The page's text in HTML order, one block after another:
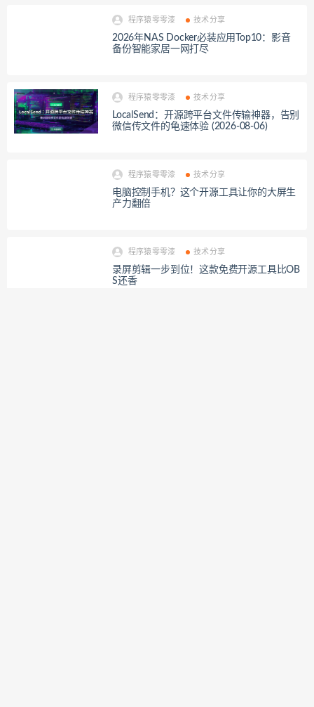
程序猿零零漆 技术分享
2026年NAS Docker必装应用Top10：影音
备份智能家居一网打尽
程序猿零零漆 技术分享
LocalSend：开源跨平台文件传输神器，告别
微信传文件的龟速体验 (2026-08-06)
程序猿零零漆 技术分享
电脑控制手机？这个开源工具让你的大屏生
产力翻倍
程序猿零零漆 技术分享
录屏剪辑一步到位！这款免费开源工具比OB
S还香